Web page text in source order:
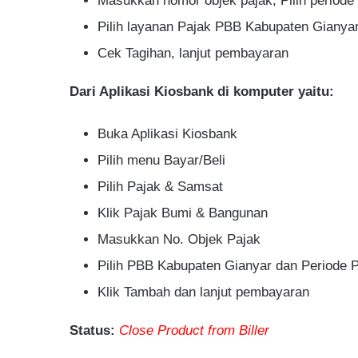
Pilih layanan Pajak PBB Kabupaten
Cek Tagihan, lanjut pembayaran
Dari Aplikasi Kiosbank di komputer yaitu:
Buka Aplikasi Kiosbank
Pilih menu Bayar/Beli
Pilih Pajak & Samsat
Klik Pajak Bumi & Bangunan
Masukkan No. Objek Pajak
Pilih PBB Kabupaten Gianyar dan Periode
Klik Tambah dan lanjut pembayaran
Status: Close Product from Biller